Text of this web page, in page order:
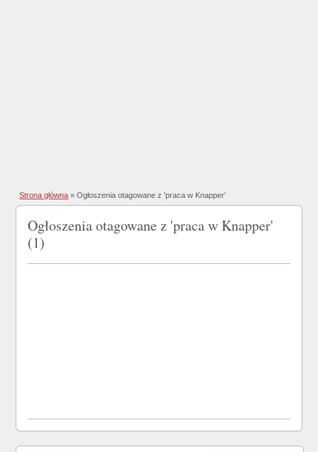
Strona główna »Ogłoszenia otagowane z 'praca w Knapper'
Ogłoszenia otagowane z 'praca w Knapper'
(1)